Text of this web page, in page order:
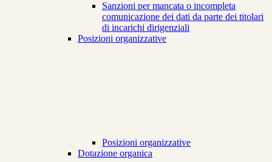
Sanzioni per mancata o incompleta
comunicazione dei dati da parte dei titolari
di incarichi dirigenziali
Posizioni organizzative
Posizioni organizzative
Dotazione organica